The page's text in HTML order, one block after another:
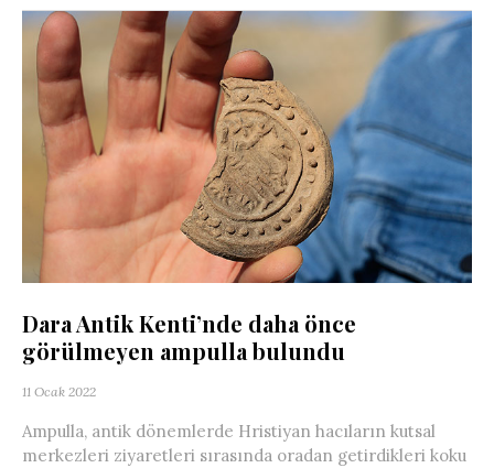
Dara Antik Kenti’nde daha önce
görülmeyen ampulla bulundu
11 Ocak 2022
Ampulla, antik dönemlerde Hristiyan hacıların kutsal
merkezleri ziyaretleri sırasında oradan getirdikleri koku